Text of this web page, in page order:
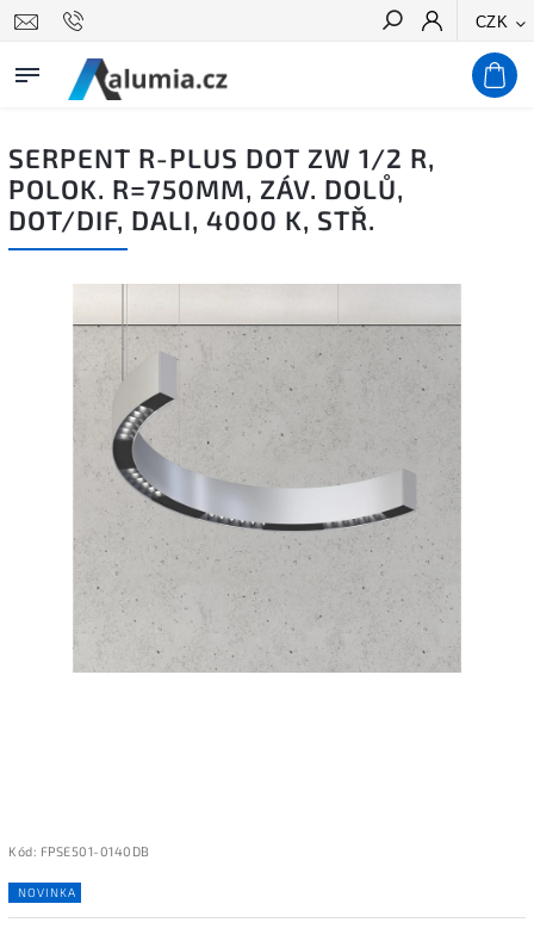
CZK
Hledat
SERPENT R-PLUS DOT ZW 1/2 R,
POLOK. R=750MM, ZÁV. DOLŮ,
DOT/DIF, DALI, 4000 K, STŘ.
Kód: FPSE501-0140DB
NOVINKA